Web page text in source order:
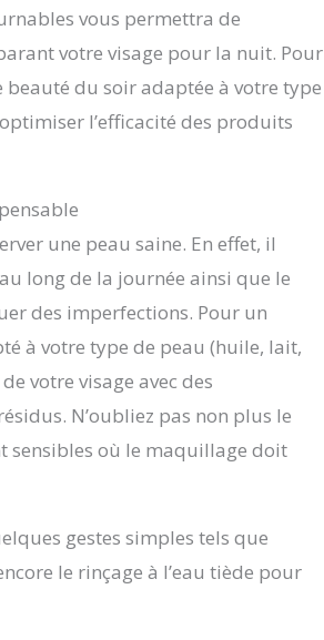
vous permettra de
votre visage pour la nuit. Pour
beauté du soir adaptée à votre type
l’efficacité des produits
une peau saine. En effet, il
long de la journée ainsi que le
des imperfections. Pour un
à votre type de peau (huile, lait,
votre visage avec des
N’oubliez pas non plus le
sensibles où le maquillage doit
gestes simples tels que
le rinçage à l’eau tiède pour